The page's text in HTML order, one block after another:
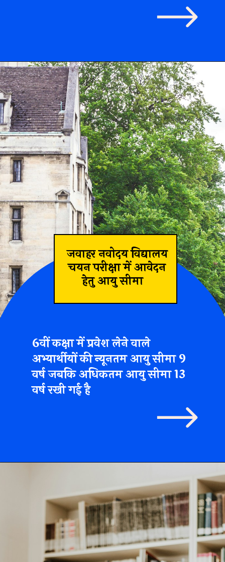
जवाहर नवोदय विद्यालय
चयन परीक्षा में आवेदन
हेतु आयु सीमा
6वीं कक्षा में प्रवेश लेने वाले
अभ्यार्थीयों की न्यूनतम आयु सीमा 9
वर्ष जबकि अधिकतम आयु सीमा 13
वर्ष रखी गई है